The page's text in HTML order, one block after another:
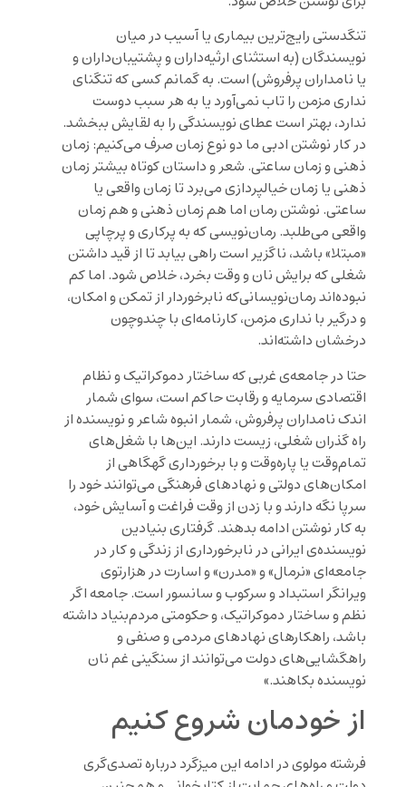
تنگدستی رایج‌ترین بیماری یا آسیب در میان
نویسندگان (به استثنای ارثیه‌داران و پشتیبان‌داران و
یا نامداران پرفروش) است. به گمانم کسی که تنگنای
نداری مزمن را تاب نمی‌آورد یا به هر سبب دوست
ندارد، بهتر است عطای نویسندگی را به لقایش ببخشد.
در کار نوشتن ادبی ما دو نوع زمان صرف می‌کنیم: زمان
ذهنی و زمان ساعتی. شعر و داستان کوتاه بیشتر زمان
ذهنی یا زمان خیالپردازی می‌برد تا زمان واقعی یا
ساعتی. نوشتن رمان اما هم زمان ذهنی و هم زمان
واقعی می‌طلبد. رمان‌نویسی که به پرکاری و پرچاپی
«مبتلا» باشد، ناگزیر است راهی بیابد تا از قید داشتن
شغلی که برایش نان و وقت بخرد، خلاص شود. اما کم
نبوده‌اند رمان‌نویسانی‌که نابرخوردار از تمکن و امکان،
و درگیر با نداری مزمن، کارنامه‌ای با چندوچون
درخشان داشته‌اند.
حتا در جامعه‌ی غربی که ساختار دموکراتیک و نظام
اقتصادی سرمایه و رقابت حاکم است، سوای شمار
اندک نامداران پرفروش، شمار انبوه شاعر و نویسنده از
راه گذران شغلی، زیست دارند. این‌ها با شغل‌های
تمام‌وقت یا پاره‌وقت و با برخورداری گهگاهی از
امکان‌های دولتی و نهادهای فرهنگی می‌توانند خود را
سرپا نگه دارند و با زدن از وقت فراغت و آسایش خود،
به کار نوشتن ادامه بدهند. گرفتاری بنیادین
نویسنده‌ی ایرانی در نابرخورداری از زندگی و کار در
جامعه‌ای «نرمال» و «مدرن» و اسارت در هزارتوی
ویرانگر استبداد و سرکوب و سانسور است. جامعه اگر
نظم و ساختار دموکراتیک، و حکومتی مردم‌بنیاد داشته
باشد، راهکارهای نهادهای مردمی و صنفی و
راهگشایی‌های دولت می‌توانند از سنگینی غم نان
نویسنده بکاهند.»
از خودمان شروع کنیم
فرشته مولوی در ادامه این میزگرد درباره تصدی‌‌گری